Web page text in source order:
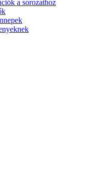
a sorozathoz